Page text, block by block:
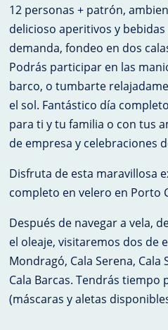
12 personas + patrón,
delicioso aperitivos y
demanda, fondeo en dos
Podrás participar en las
barco, o tumbarte
el sol. Fantástico día
para ti y tu familia o con tus
de empresa y celebraciones
​Disfruta de esta maravillosa
completo en velero en Porto
Después de navegar a vela,
el oleaje, visitaremos dos de
Mondragó, Cala Serena, Cala
Cala Barcas. Tendrás tiempo
(máscaras y aletas